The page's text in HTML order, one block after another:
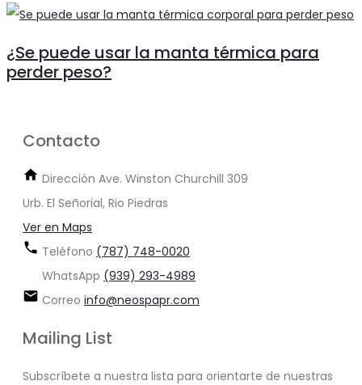
¿Se puede usar la manta térmica para
perder peso?
Contacto
Dirección Ave. Winston Churchill 309
Urb. El Señorial, Rio Piedras
Ver en Maps
Teléfono (787) 748-0020
WhatsApp (939) 293-4989
Correo info@neospapr.com
Mailing List
Subscríbete a nuestra lista para orientarte de nuestras